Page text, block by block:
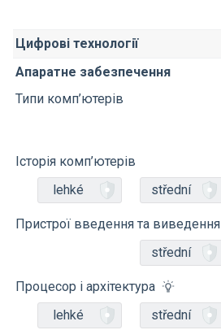
Цифрові технології
Апаратне забезпечення
Типи комп’ютерів
Історія комп’ютерів
lehké
střední
Пристрої введення та виведення
střední
Процесор і архітектура
lehké
střední